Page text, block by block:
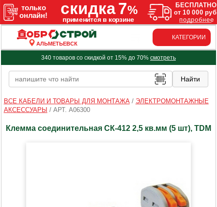
АЛЬМЕТЬЕВСК
КАТЕГОРИИ
340 товаров со скидкой от 15% до 70% смотреть
ВСЕ КАБЕЛИ И ТОВАРЫ ДЛЯ МОНТАЖА/ ЭЛЕКТРОМОНТАЖНЫЕ
АКСЕССУАРЫ / АРТ. A06300
Клемма соединительная СК-412 2,5 кв.мм (5 шт), TDM